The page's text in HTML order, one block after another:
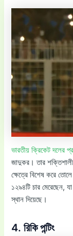
ভারতীয় ক্রিকেট দলের
জাদুকর। তার
ক্ষেত্রে বিশেষ করে
১২৯৪টি চার মেরেছেন,
স্থান দিয়েছে।
4. রিকি পন্টিং